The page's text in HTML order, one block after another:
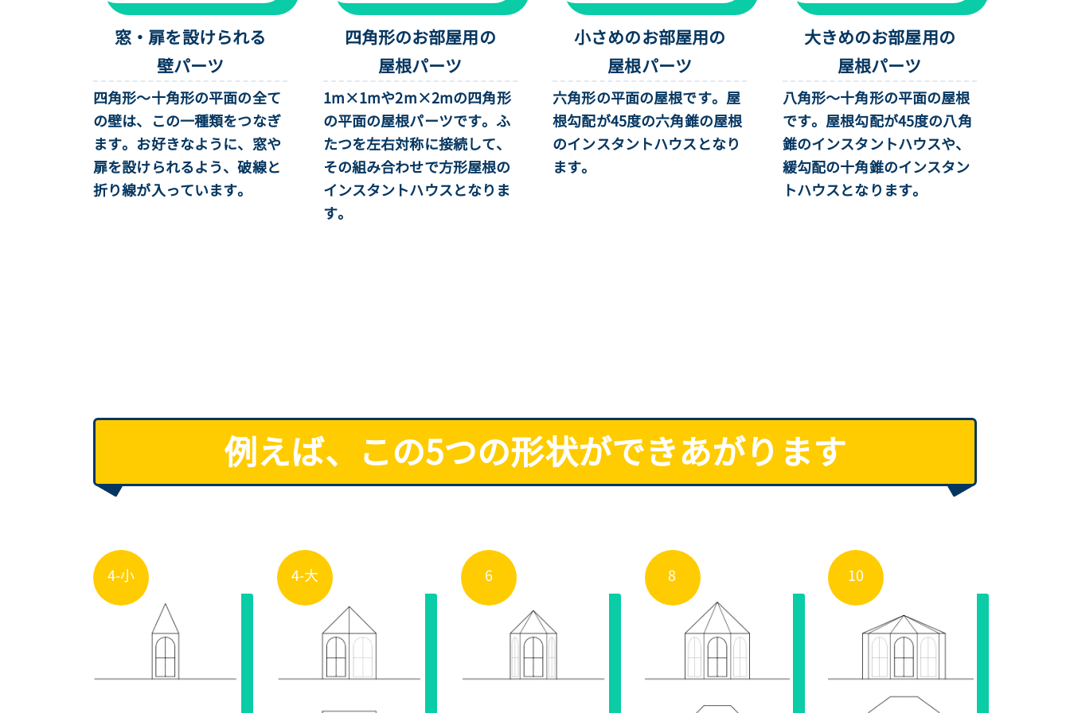
窓・扉を設けられる
壁パーツ
四角形〜十角形の平面の全て
の壁は、この一種類をつなぎ
ます。お好きなように、窓や
扉を設けられるよう、破線と
折り線が入っています。
四角形のお部屋用の
屋根パーツ
1m×1mや2m×2mの四角形
の平面の屋根パーツです。ふ
たつを左右対称に接続して、
その組み合わせで方形屋根の
インスタントハウスとなりま
す。
小さめのお部屋用の
屋根パーツ
六角形の平面の屋根です。屋
根勾配が45度の六角錐の屋根
のインスタントハウスとなり
ます。
大きめのお部屋用の
屋根パーツ
八角形〜十角形の平面の屋根
です。屋根勾配が45度の八角
錐のインスタントハウスや、
緩勾配の十角錐のインスタン
トハウスとなります。
例えば、この5つの形状ができあがります
4-小 4-大 6 8 10